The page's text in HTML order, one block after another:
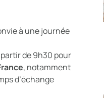
à une journée
de 9h30 pour
, notamment
d’échange